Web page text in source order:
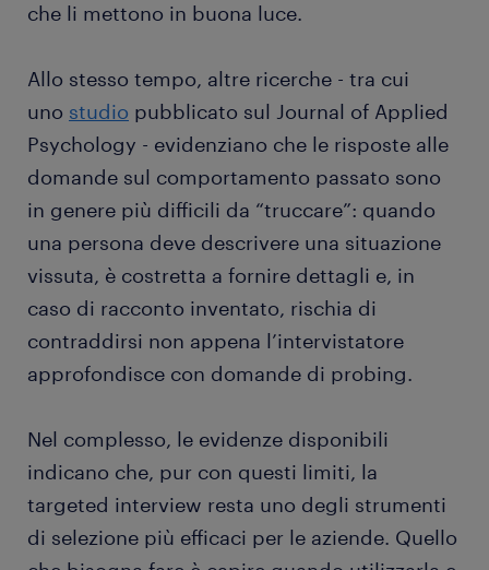
che li mettono in buona luce.
Allo stesso tempo, altre ricerche - tra cui
uno studio pubblicato sul Journal of Applied
Psychology - evidenziano che le risposte alle
domande sul comportamento passato sono
in genere più difficili da “truccare”: quando
una persona deve descrivere una situazione
vissuta, è costretta a fornire dettagli e, in
caso di racconto inventato, rischia di
contraddirsi non appena l’intervistatore
approfondisce con domande di probing.
Nel complesso, le evidenze disponibili
indicano che, pur con questi limiti, la
targeted interview resta uno degli strumenti
di selezione più efficaci per le aziende. Quello